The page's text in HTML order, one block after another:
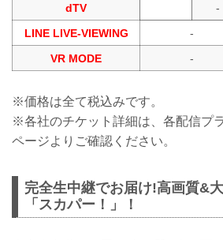
dTV
-
LINE LIVE-VIEWING
-
VR MODE
-
※価格は全て税込みです。
※各社のチケット詳細は、各配信プ
ページよりご確認ください。
完全生中継でお届け!高画質&
「スカパー！」！